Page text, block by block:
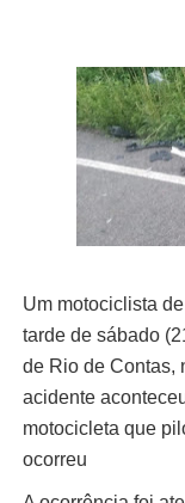
Um motociclista
tarde de sábado
de Rio de Contas,
acidente
motocicleta que
ocorreu